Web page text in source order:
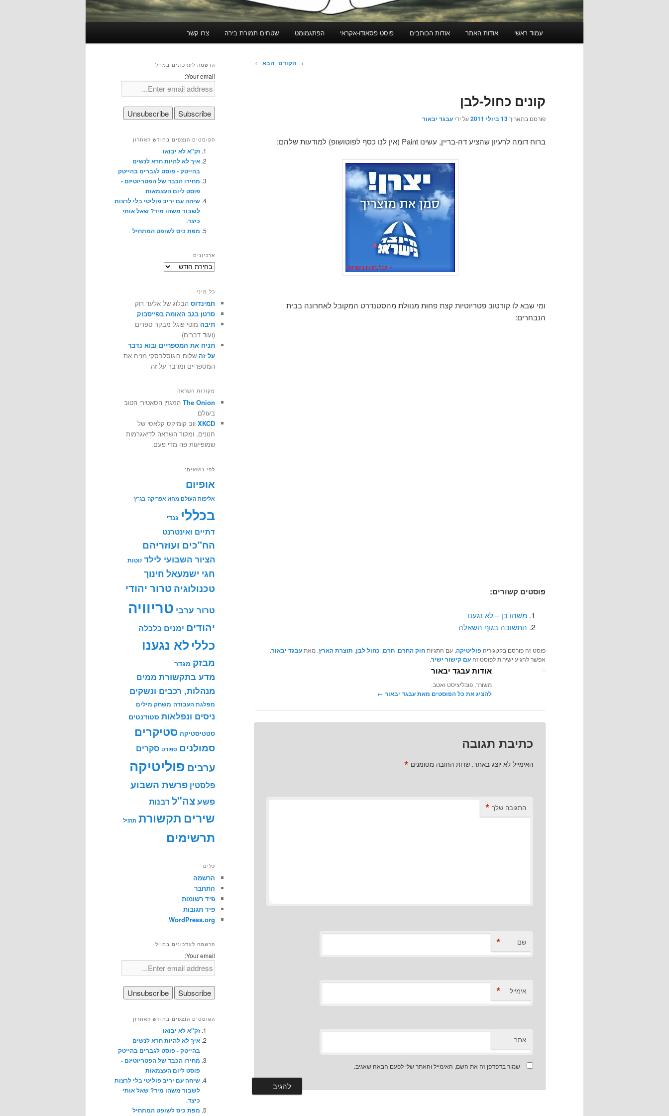
עמוד ראשי אודות האתר אודות הכותבים פוסט פסאודו-אקראי הפתגמומט שטחים תמורת בירה צרו קשר
ניווט
→ הקודם הבא ←
קונים כחול-לבן
פורסם בתאריך13 ביולי 2011 על ידי עבגד יבאור
ברוח דומה לרעיון שהציע דה-בריין, עשינו Paint (אין לנו כסף לפוטושופ) למודעות שלהם:
ומי שבא לו קורטוב פטריוטיות קצת פחות מנוולת מהסטנדרט המקובל לאחרונה בבית
הנבחרים:
פוסטים קשורים:
משהו בן – לא נגענו
התשובה בגוף השאלה
פוסט זה פורסם בקטגוריה פוליטיקה, עם התגיותחוק החרם, חרם, כחול לבן, תוצרת הארץ, מאתעבגד יבאור.
אפשר להגיע ישירות לפוסט זה עם קישור ישיר.
אודות עבגד יבאור
משורר, פובליציסט ואטב.
להציג את כל הפוסטים מאת עבגד יבאור‏ ←
כתיבת תגובה
האימייל לא יוצג באתר. שדות החובה מסומנים *
התגובה שלך *
שם *
אימייל *
אתר
שמור בדפדפן זה את השם, האימייל והאתר שלי לפעם הבאה שאגיב.
הרשמה לעדכונים במייל
Your email:
הפוסטים הנצפים בחודש האחרון
זק"א לא יבואו
איך לא להיות חרא לנשים
בהייטק - פוסט לגברים בהייטק
מחירו הכבד של הפטריוטיזם -
פוסט ליום העצמאות
שיחה עם יריב פוליטי בלי לרצות
לשבור משהו מיד? שאל אותי
כיצד.
מפת כיס לשופט המתחיל
ארכיונים
ארכיונים
כל מיני
חמינדוס הבלוג של אלעד רוֶק
סרטן בגב האומה בפייסבוק
תיבה מוטי פוגל מבקר ספרים
(ועוד דברים)
תניח את המספריים ובוא נדבר
על זה שלום בוגוסלבסקי מניח את
המספריים ומדבר על זה
מקורות השראה
The Onion המגזין הסאטירי הטוב
בעולם
XKCD ווב קומיקס קלאסי של
חנונים, ומקור השראה לדיאגרמות
שמופיעות פה מדי פעם.
לפי נושאים:
אופיום
אליפות העולם מחוז אפריקה בג"ץ
בכללי גנדי
דתיים ואינטרנט
הח"כים ועוזריהם
הציור השבועי לילד זוטות
חגי ישמעאל חינוך
טכנולוגיה טרור יהודי
טרור ערבי טריוויה
יהודים ימנים כלכלה
כללי לא נגענו
מבזק מגדר
מדע בתקשורת ממים
מנהלות, רכבים ונשקים
מפלגת העבודה משחק מילים
ניסים ונפלאות סטודנטים
סטטיסטיקה סטיקרים
סמולנים ספורט סקרים
ערבים פוליטיקה
פלסטין פרשת השבוע
פשעצה"ל רבנות
שירים תקשורת תרגיל
תרשימים
כלים
הרשמה
התחבר
פיד רשומות
פיד תגובות
WordPress.org
הרשמה לעדכונים במייל
Your email:
הפוסטים הנצפים בחודש האחרון
זק"א לא יבואו
איך לא להיות חרא לנשים
בהייטק - פוסט לגברים בהייטק
מחירו הכבד של הפטריוטיזם -
פוסט ליום העצמאות
שיחה עם יריב פוליטי בלי לרצות
לשבור משהו מיד? שאל אותי
כיצד.
מפת כיס לשופט המתחיל